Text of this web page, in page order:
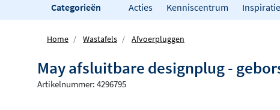
Categorieën Acties Kenniscentrum Inspiratie
Home Wastafels Afvoerpluggen
May afsluitbare designplug -
Artikelnummer: 4296795